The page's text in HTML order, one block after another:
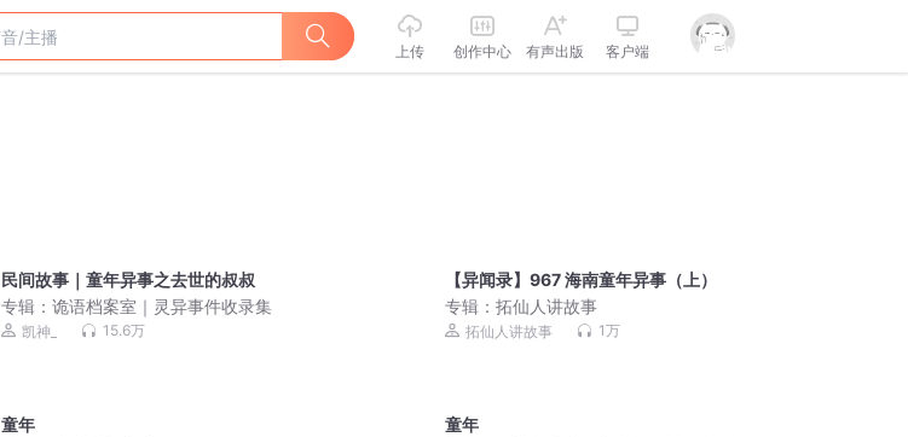
上传 创作中心 有声出版 客户端
民间故事｜童年异事之去世的叔叔
专辑：诡语档案室｜灵异事件收录集
凯神_ 15.6万
【异闻录】967 海南童年异事（上）
专辑：拓仙人讲故事
拓仙人讲故事 1万
童年
童年